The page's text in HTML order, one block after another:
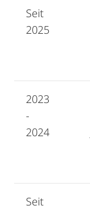
Seit
2025
2023
-
2024
Seit